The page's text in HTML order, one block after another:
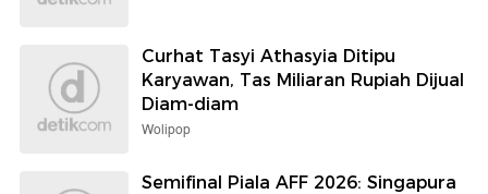
Curhat Tasyi Athasyia Ditipu
Karyawan, Tas Miliaran Rupiah Dijual
Diam-diam
Wolipop
Semifinal Piala AFF 2026: Singapura